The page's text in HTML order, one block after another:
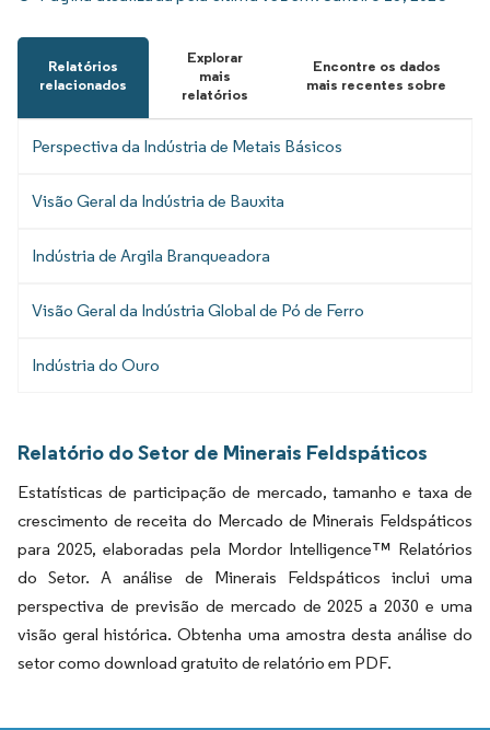
Relatórios
relacionados
Explorar
mais
relatórios
Encontre os dados
mais recentes sobre
Perspectiva da Indústria de Metais Básicos
Visão Geral da Indústria de Bauxita
Indústria de Argila Branqueadora
Visão Geral da Indústria Global de Pó de Ferro
Indústria do Ouro
Relatório do Setor de Minerais Feldspáticos
Estatísticas de participação de mercado, tamanho e taxa de
crescimento de receita do Mercado de Minerais Feldspáticos
para 2025, elaboradas pela Mordor Intelligence™ Relatórios
do Setor. A análise de Minerais Feldspáticos inclui uma
perspectiva de previsão de mercado de 2025 a 2030 e uma
visão geral histórica. Obtenha uma amostra desta análise do
setor como download gratuito de relatório em PDF.